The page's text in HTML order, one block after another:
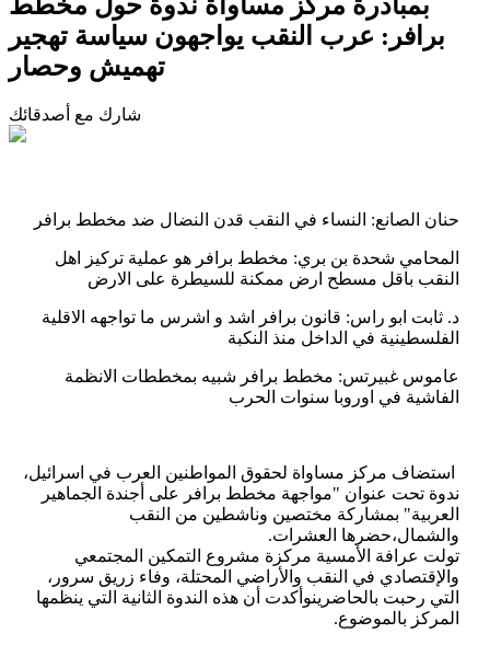
برافر: عرب النقب يواجهون سياسة تهجير
تهميش وحصار
شارك مع أصدقائك
حنان الصانع: النساء في النقب قدن النضال ضد مخطط برافر
المحامي شحدة بن بري: مخطط برافر هو عملية تركيز اهل
النقب باقل مسطح ارض ممكنة للسيطرة على الارض
د. ثابت ابو راس: قانون برافر اشد و اشرس ما تواجهه الاقلية
الفلسطينية في الداخل منذ النكبة
عاموس غبيرتس: مخطط برافر شبيه بمخططات الانظمة
الفاشية في اوروبا سنوات الحرب
استضاف مركز مساواة لحقوق المواطنين العرب في اسرائيل،
ندوة تحت عنوان "مواجهة مخطط برافر على أجندة الجماهير
العربية" بمشاركة مختصين وناشطين من النقب
والشمال،حضرها العشرات.
تولت عرافة الأمسية مركزة مشروع التمكين المجتمعي
والإقتصادي في النقب والأراضي المحتلة، وفاء زريق سرور،
التي رحبت بالحاضرينوأكدت أن هذه الندوة الثانية التي ينظمها
المركز بالموضوع.